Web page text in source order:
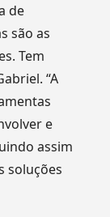
de
são as
Tem
“A
e
assim
soluções